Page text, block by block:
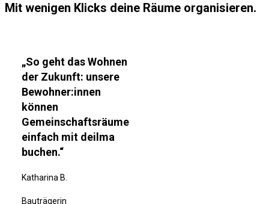
Mit wenigen Klicks deine Räume organisieren.
„So geht das Wohnen
der Zukunft: unsere
Bewohner:innen
können
Gemeinschaftsräume
einfach mit deilma
buchen.“
Katharina B.
Bauträgerin